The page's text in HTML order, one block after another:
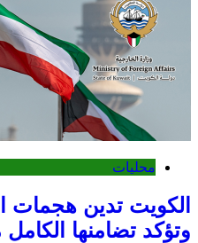
محليات
الكويت تدين هجمات
وتؤكد تضامنها